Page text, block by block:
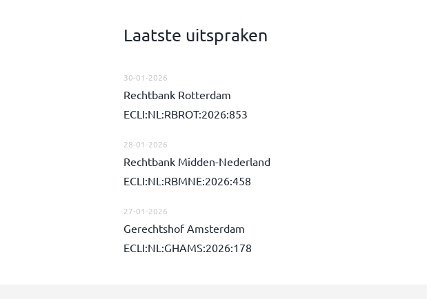
Laatste uitspraken
30-01-2026
Rechtbank Rotterdam
ECLI:NL:RBROT:2026:853
28-01-2026
Rechtbank Midden-Nederland
ECLI:NL:RBMNE:2026:458
27-01-2026
Gerechtshof Amsterdam
ECLI:NL:GHAMS:2026:178